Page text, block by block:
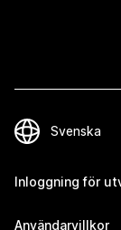
Inloggning för
Användarvillkor